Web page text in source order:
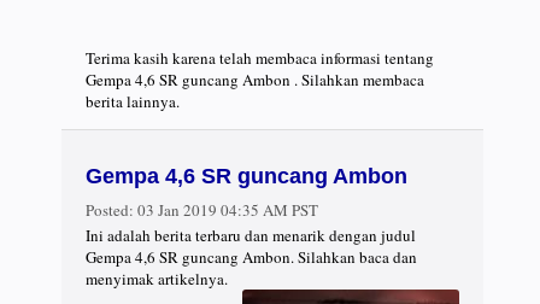
Terima kasih karena telah membaca informasi tentang
Gempa 4,6 SR guncang Ambon . Silahkan membaca
berita lainnya.
Gempa 4,6 SR guncang Ambon
Posted: 03 Jan 2019 04:35 AM PST
Ini adalah berita terbaru dan menarik dengan judul
Gempa 4,6 SR guncang Ambon. Silahkan baca dan
menyimak artikelnya.